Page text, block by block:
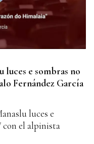
luces e sombras no
Fernández García
luces e
con el alpinista